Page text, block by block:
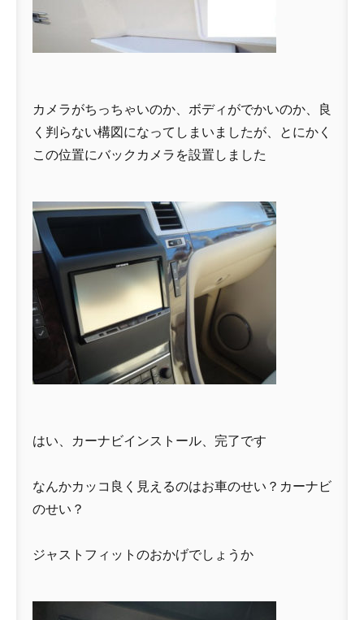
カメラがちっちゃいのか、ボディがでかいのか、良
く判らない構図になってしまいましたが、とにかく
この位置にバックカメラを設置しました
はい、カーナビインストール、完了です
なんかカッコ良く見えるのはお車のせい？カーナビ
のせい？
ジャストフィットのおかげでしょうか